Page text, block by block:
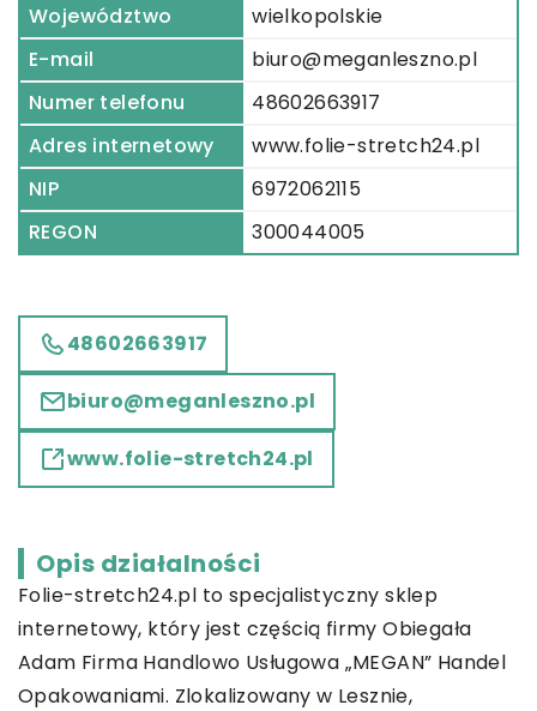
Województwo
wielkopolskie
E-mail
biuro@meganleszno.pl
Numer telefonu
48602663917
Adres internetowy
www.folie-stretch24.pl
NIP
6972062115
REGON
300044005
48602663917
biuro@meganleszno.pl
www.folie-stretch24.pl
Opis działalności
Folie-stretch24.pl to specjalistyczny sklep
internetowy, który jest częścią firmy Obiegała
Adam Firma Handlowo Usługowa „MEGAN” Handel
Opakowaniami. Zlokalizowany w Lesznie,